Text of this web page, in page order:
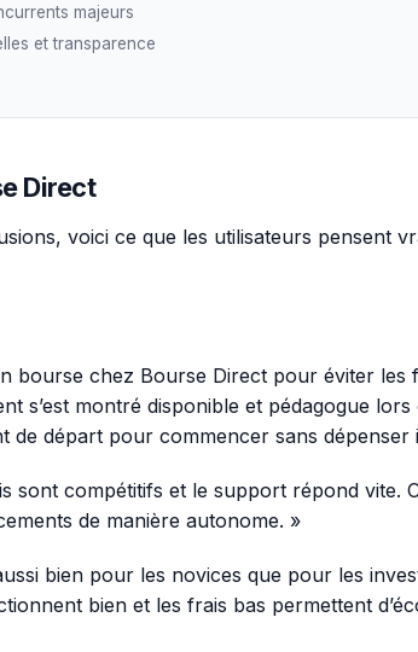
majeurs
et transparence
Direct
voici ce que les utilisateurs pensent
bourse chez Bourse Direct pour éviter les
s’est montré disponible et pédagogue
de départ pour commencer sans dépenser
sont compétitifs et le support répond vite.
de manière autonome. »
bien pour les novices que pour les
bien et les frais bas permettent